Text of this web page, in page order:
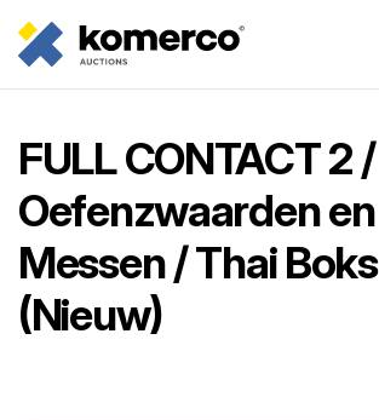
FULL CONTACT 2 /
Oefenzwaarden en
Messen / Thai Boks
(Nieuw)